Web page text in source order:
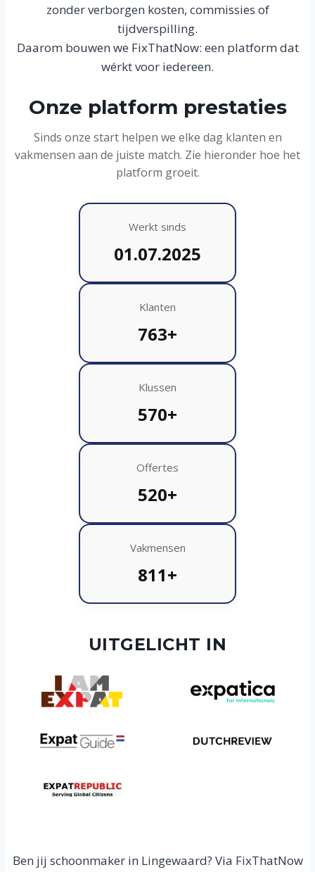
zonder verborgen kosten, commissies of
tijdverspilling.
Daarom bouwen we FixThatNow: een platform dat
wérkt voor iedereen.
Onze platform prestaties
Sinds onze start helpen we elke dag klanten en
vakmensen aan de juiste match. Zie hieronder hoe het
platform groeit.
Werkt sinds
01.07.2025
Klanten
763+
Klussen
570+
Offertes
520+
Vakmensen
811+
UITGELICHT IN
Ben jij schoonmaker in Lingewaard? Via FixThatNow